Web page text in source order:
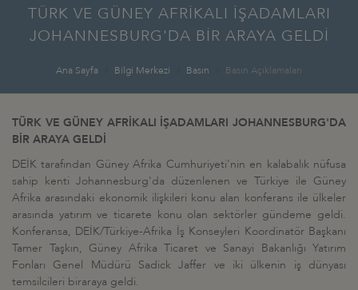
TÜRK VE GÜNEY AFRİKALI İŞADAMLARI
JOHANNESBURG'DA BİR ARAYA GELDİ
Ana Sayfa Bilgi Merkezi Basın Basın Açıklamaları
TÜRK VE GÜNEY AFRİKALI İŞADAMLARI JOHANNESBURG'DA
BİR ARAYA GELDİ
DEİK tarafından Güney Afrika Cumhuriyeti'nin en kalabalık nüfusa
sahip kenti Johannesburg'da düzenlenen ve Türkiye ile Güney
Afrika arasındaki ekonomik ilişkileri konu alan konferans ile ülkeler
arasında yatırım ve ticarete konu olan sektörler gündeme geldi.
Konferansa, DEİK/Türkiye-Afrika İş Konseyleri Koordinatör Başkanı
Tamer Taşkın, Güney Afrika Ticaret ve Sanayi Bakanlığı Yatırım
Fonları Genel Müdürü Sadick Jaffer ve iki ülkenin iş dünyası
temsilcileri biraraya geldi.